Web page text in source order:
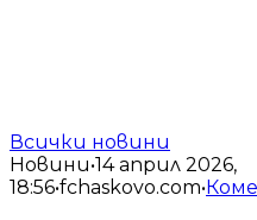
Всички новини
Новини•14 април 2026,
18:56•fchaskovo.com•